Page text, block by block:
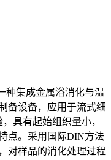
种集成金属浴消化与温
备设备，应用于流式细
具有起始组织量小，
点。采用国际DIN方法
对样品的消化处理过程